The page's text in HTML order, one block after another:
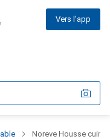
Vers l'app
Noreve Housse cuir